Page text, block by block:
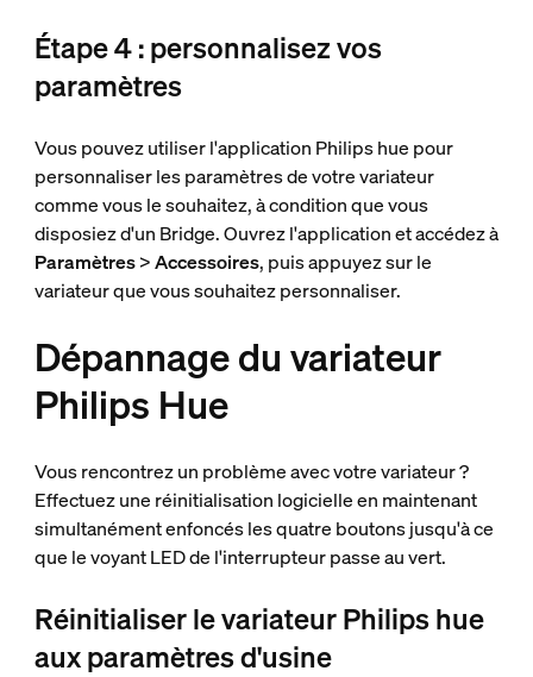
Étape 4 : personnalisez vos
paramètres
Vous pouvez utiliser l'application Philips hue pour
personnaliser les paramètres de votre variateur
comme vous le souhaitez, à condition que vous
disposiez d'un Bridge. Ouvrez l'application et accédez à
Paramètres>Accessoires, puis appuyez sur le
variateur que vous souhaitez personnaliser.
Dépannage du variateur
Philips Hue
Vous rencontrez un problème avec votre variateur ?
Effectuez une réinitialisation logicielle en maintenant
simultanément enfoncés les quatre boutons jusqu'à ce
que le voyant LED de l'interrupteur passe au vert.
Réinitialiser le variateur Philips hue
aux paramètres d'usine